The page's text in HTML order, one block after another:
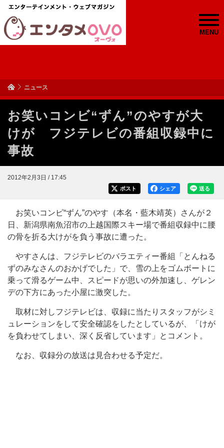
MENU
ニュース
お笑いコンビ“ずん”のやすが大
けが フジテレビの番組収録中に
事故
2012年2月3日 / 17:45
送る
シェア
ポスト
お笑いコンビ“ずん”のやす（本名・藍木靖英）さんが２
日、新潟県南魚沼市の上越国際スキー場で番組収録中に腰
の骨を折る大けがを負う事故に遭った。
やすさんは、フジテレビのバラエティー番組「とんねる
ずのみなさんのおかげでした」で、雪の上をゴムボートに
乗って滑るゲーム中、スピードが思いの外加速し、ゲレン
デの下方にあった小屋に激突した。
取材に対しフジテレビは、収録に当たりスタッフがシミ
ュレーションをして安全確認をしたとしているが、「けが
を負わせてしまい、深く反省しています」とコメント。
なお、収録分の放送は見合わせる予定だ。